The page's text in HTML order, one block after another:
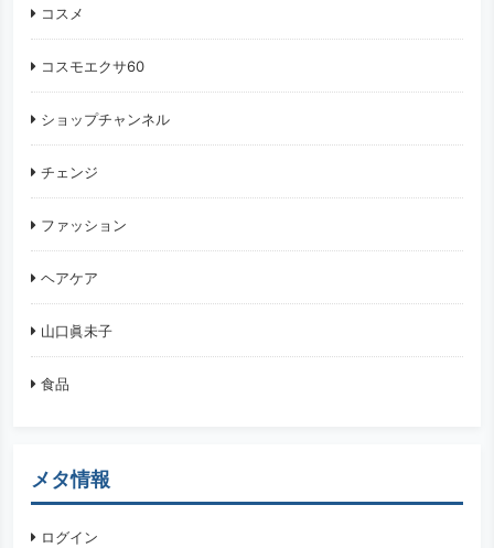
コスメ
コスモエクサ60
ショップチャンネル
チェンジ
ファッション
ヘアケア
山口眞未子
食品
メタ情報
ログイン